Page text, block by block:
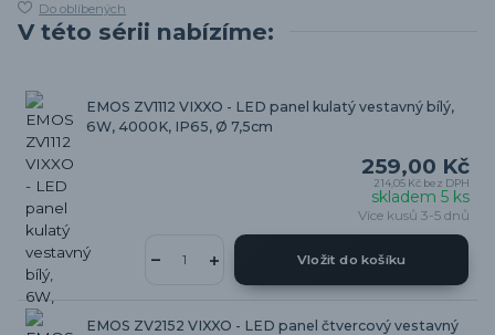
Do oblíbených
V této sérii nabízíme:
EMOS ZV1112 VIXXO - LED panel kulatý vestavný bílý,
6W, 4000K, IP65, Ø 7,5cm
259,00 Kč
214,05 Kč bez DPH
skladem 5 ks
Více kusů 3-5 dnů
Vložit do košíku
EMOS ZV2152 VIXXO - LED panel čtvercový vestavný